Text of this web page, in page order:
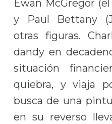
Ewan McGregor
y Paul Bettany
otras figuras.
dandy en
situación
quiebra, y viaja
busca de una
en su reverso